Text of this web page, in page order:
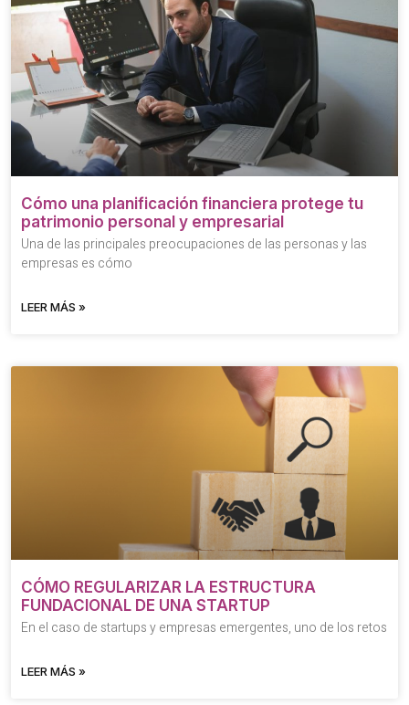
Cómo una planificación financiera protege tu
patrimonio personal y empresarial
Una de las principales preocupaciones de las personas y las
empresas es cómo
LEER MÁS »
CÓMO REGULARIZAR LA ESTRUCTURA
FUNDACIONAL DE UNA STARTUP
En el caso de startups y empresas emergentes, uno de los retos
LEER MÁS »